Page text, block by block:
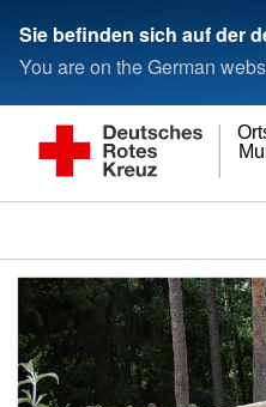
Sie befinden sich auf der
You are on the German